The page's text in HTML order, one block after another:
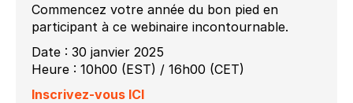
Commencez votre année du bon pied en
participant à ce webinaire incontournable.
Date : 30 janvier 2025
Heure : 10h00 (EST) / 16h00 (CET)
Inscrivez-vous ICI